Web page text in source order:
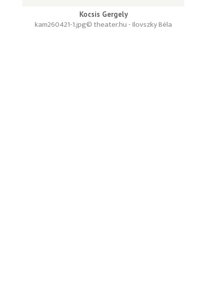
Kocsis Gergely
© theater.hu - Ilovszky Béla
kam260421-1.jpg